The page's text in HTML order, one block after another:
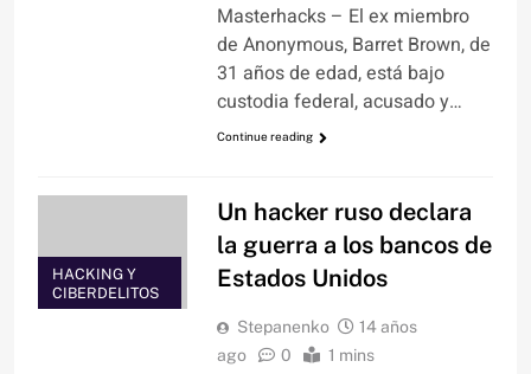
Masterhacks – El ex miembro
de Anonymous, Barret Brown, de
31 años de edad, está bajo
custodia federal, acusado y…
Continue reading
HACKING Y
CIBERDELITOS
Un hacker ruso declara
la guerra a los bancos de
Estados Unidos
Stepanenko
14 años
ago
0 1 mins